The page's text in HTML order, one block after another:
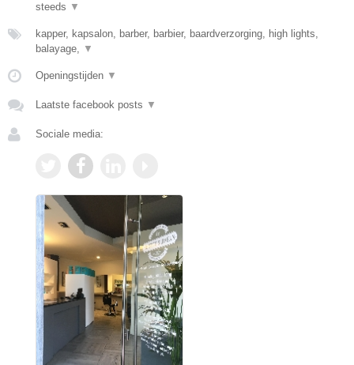
steeds ▼
kapper, kapsalon, barber, barbier, baardverzorging, high lights,
balayage, ▼
Openingstijden ▼
Laatste facebook posts ▼
Sociale media: